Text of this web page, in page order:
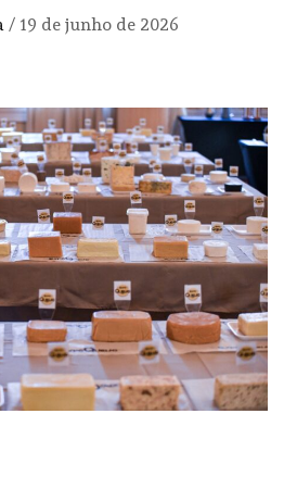
/ 19 de junho de 2026